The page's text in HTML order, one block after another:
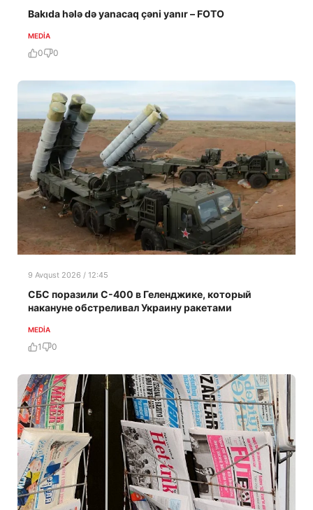
Bakıda hələ də yanacaq çəni yanır – FOTO
MEDİA
0 0
9 Avqust 2026 / 12:45
СБС поразили С-400 в Геленджике, который
накануне обстреливал Украину ракетами
MEDİA
1 0